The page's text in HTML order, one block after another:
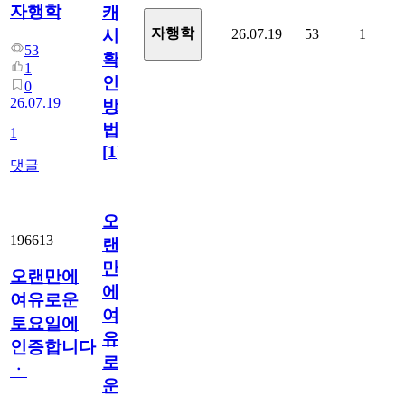
자행학
53
1
0
26.07.19
1
댓글
캐
시
확
인
방
법
[1]
자행학 26.07.19 53 1
196613
오랜만에
여유로운
토요일에
인증합니다
ㆍ
오
랜
만
에
여
유
로
운